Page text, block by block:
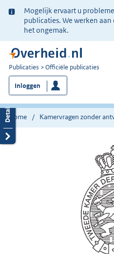
Ter
informatie:
Mogelijk ervaart u
publicaties. We werken aan
het ongemak.
U
bent
nu
hier:
Publicaties Officiële publicaties
Inloggen
Home Kamervragen zonder